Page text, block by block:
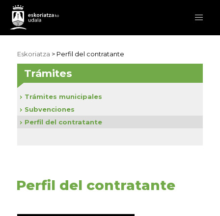
Eskoriatza > Perfil del contratante
Perfil del contratante
Trámites
Trámites municipales
Subvenciones
Perfil del contratante